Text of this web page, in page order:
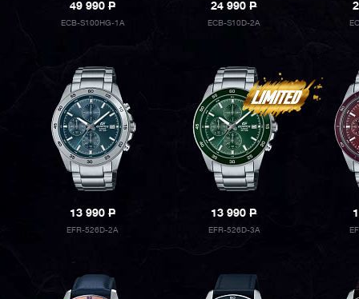
49 990P
ECB-S100HG-1A
24 990P
ECB-S10D-2A
13 990P
EFR-526D-2A
13 990P
EFR-526D-3A